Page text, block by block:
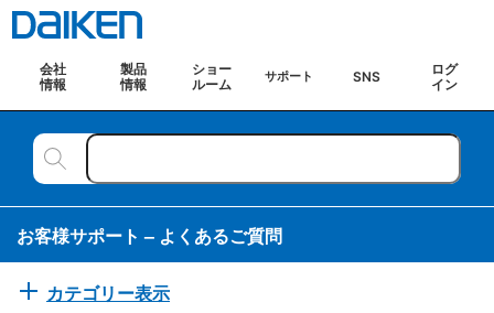
会社
情報
製品
情報
ショー
ルーム
サポート SNS
ログ
イン
お客様サポート – よくあるご質問
カテゴリー表示